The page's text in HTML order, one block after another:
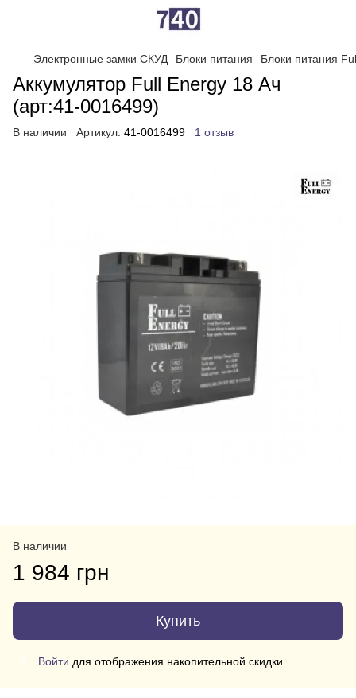
Электронные замки СКУД Блоки питания Блоки питания
Аккумулятор Full Energy 18 Ач
(арт:41-0016499)
В наличии Артикул: 41-0016499 1 отзыв
В наличии
1 984 грн
Купить
Войти для отображения накопительной скидки